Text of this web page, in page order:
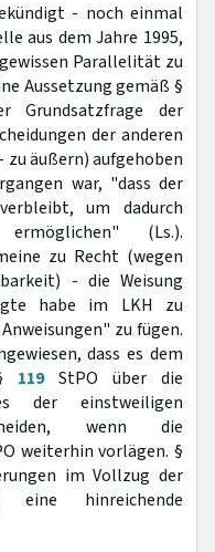
- noch einmal
aus dem Jahre 1995,
Parallelität zu
Aussetzung gemäß §
der
der anderen
zu äußern) aufgehoben
war, "dass der
um dadurch
ermöglichen" (Ls.).
zu Recht (wegen
- die Weisung
habe im LKH zu
zu fügen.
dass es dem
119StPO über die
der einstweiligen
wenn die
weiterhin vorlägen. §
im Vollzug der
eine hinreichende